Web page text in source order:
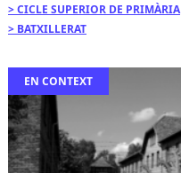
CICLE SUPERIOR DE PRIMÀRIA
BATXILLERAT
EN CONTEXT